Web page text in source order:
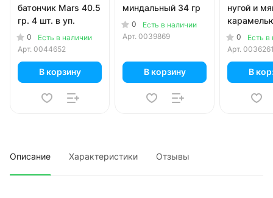
батончик Mars 40.5
гр. 4 шт. в уп.
0
Есть в наличии
Арт. 0044652
В корзину
миндальный 34 гр
0
Есть в наличии
Арт. 0039869
В корзину
нугой и
0
Есть в
Арт.
В
Описание Характеристики Отзывы